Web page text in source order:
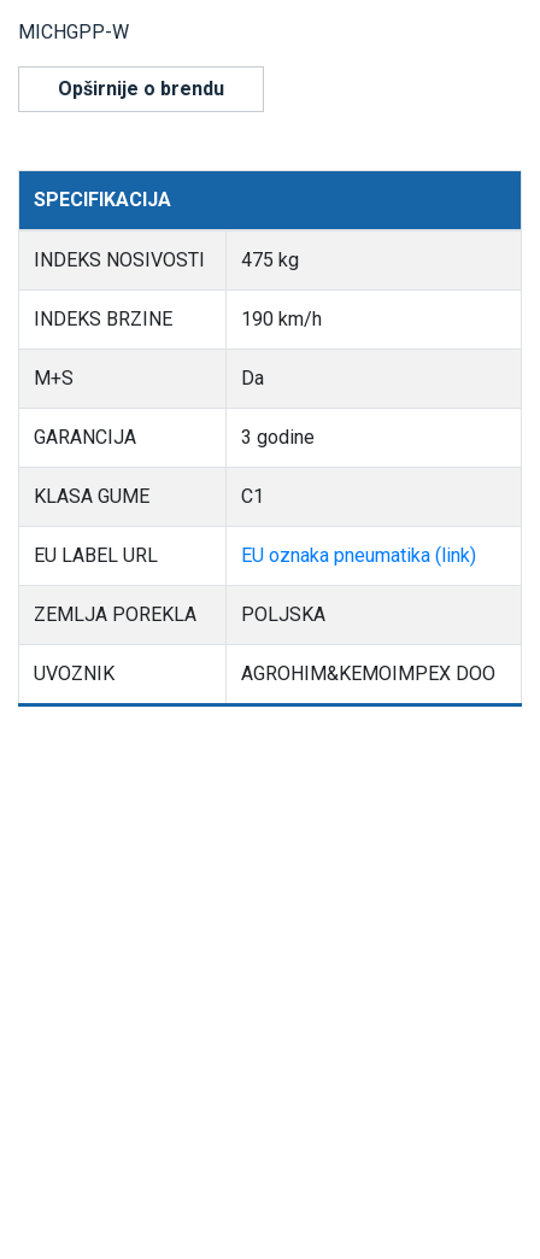
MICHGPP-W
Opširnije o brendu
SPECIFIKACIJA
INDEKS NOSIVOSTI 475 kg
INDEKS BRZINE 190 km/h
M+S Da
GARANCIJA 3 godine
KLASA GUME C1
EU LABEL URL EU oznaka pneumatika (link)
ZEMLJA POREKLA POLJSKA
UVOZNIK AGROHIM&KEMOIMPEX DOO